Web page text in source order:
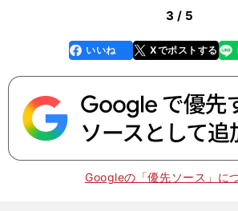
3 / 5
faceboo
k
いいね Xでポストする
line
Googleの「優先ソース」に